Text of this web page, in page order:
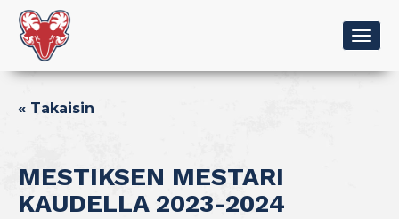
« Takaisin
MESTIKSEN MESTARI
KAUDELLA 2023-2024